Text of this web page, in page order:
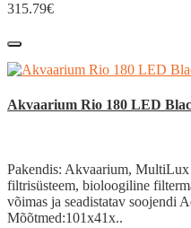
315.79€
Akvaarium Rio 180 LED
Pakendis: Akvaarium,
filtrisüsteem, bioloogiline
võimas ja seadistatav soojendi
Mõõtmed:101x41x..